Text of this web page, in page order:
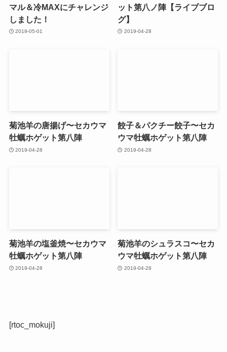
マル＆冷MAXにチャレンジ
しました！
2019-05-01
ット第八ノ陣【ライブブロ
グ】
2019-04-28
菊池羊の唐揚げ〜セカウマ
牡蠣ホゲット第八陣
2019-04-28
餃子＆パクチー餃子〜セカ
ウマ牡蠣ホゲット第八陣
2019-04-28
菊池羊の塩釜焼〜セカウマ
牡蠣ホゲット第八陣
2019-04-28
菊池羊のシュラスコ〜セカ
ウマ牡蠣ホゲット第八陣
2019-04-28
[rtoc_mokuji]